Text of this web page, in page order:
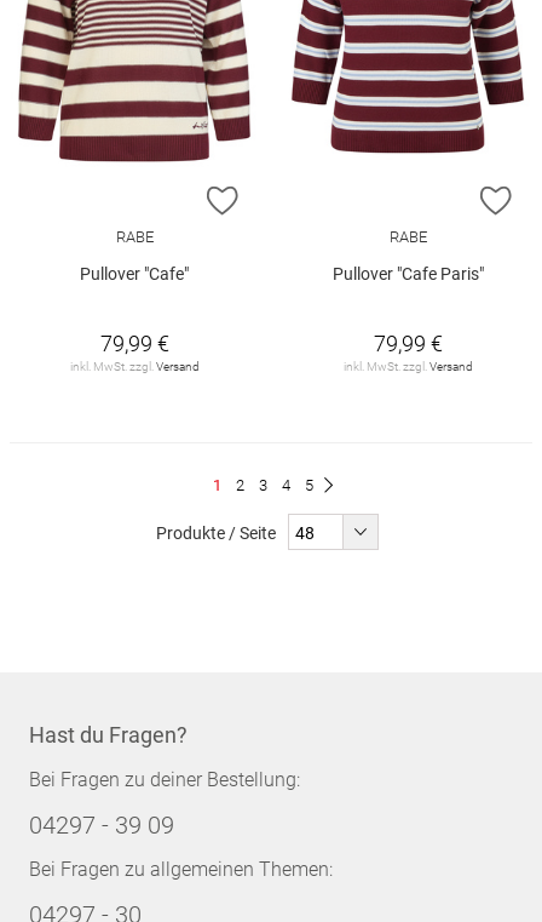
ZUR WUNSCHLISTE HINZUFÜGEN
RABE
Pullover "Cafe"
79,99 €
inkl. MwSt. zzgl.Versand
RABE
Pullover "Cafe Paris"
79,99 €
inkl. MwSt. zzgl.Versand
Du
1 Seite
2 Seite
3 Seite
4 Seite
5
Produkte / Seite
Hast du Fragen?
Bei Fragen zu deiner Bestellung:
04297 - 39 09
Bei Fragen zu allgemeinen Themen:
04297 - 30